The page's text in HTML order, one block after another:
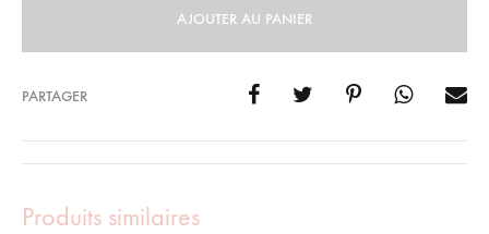
AJOUTER AU PANIER
PARTAGER
Produits similaires